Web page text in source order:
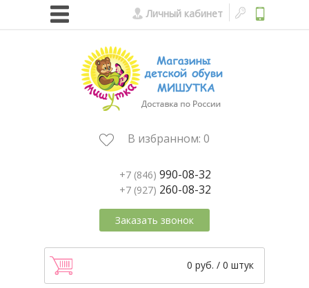
Личный кабинет
В избранном: 0
+7 (846) 990-08-32
+7 (927) 260-08-32
Заказать звонок
0 руб. / 0 штук